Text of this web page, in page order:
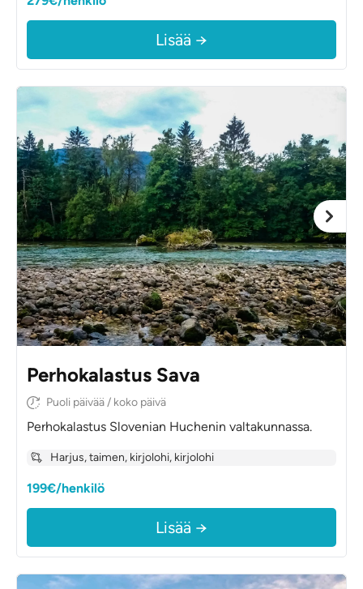
Lisää →
Perhokalastus Sava
Puoli päivää / koko päivä
Perhokalastus Slovenian Huchenin valtakunnassa.
Harjus, taimen, kirjolohi, kirjolohi
199€/henkilö
Lisää →